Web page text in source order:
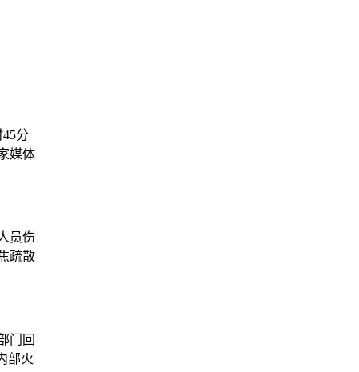
分
媒体
员伤
疏散
门回
部火